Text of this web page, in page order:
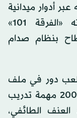
خبرته عبر أدوار ميدانية
واستراتيجية متعددة، أبرزها قيادته «الفرقة 101»
بنظام صدام
للعب دور في ملف
سلاح الفصائل، إذ أُسندت إليه عام 2004 مهمة تدريب
الطائفي،